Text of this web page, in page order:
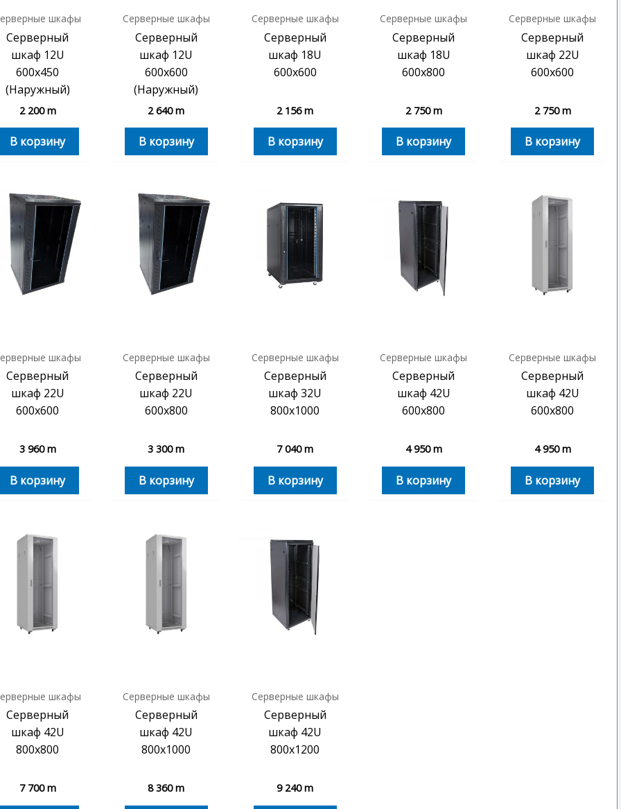
шкафы
Серверный
шкаф 12U
600х450
(Наружный)
2 200m
В корзину
Серверные шкафы
Серверный
шкаф 12U
600х600
(Наружный)
2 640m
В корзину
Серверные шкафы
Серверный
шкаф 18U
600х600
2 156m
В корзину
Серверные шкафы
Серверный
шкаф 18U
600х800
2 750m
В корзину
Серверные шкафы
Серверный
шкаф 22U
600х600
2 750m
В корзину
шкафы
Серверный
шкаф 22U
600х600
3 960m
В корзину
Серверные шкафы
Серверный
шкаф 22U
600х800
3 300m
В корзину
Серверные шкафы
Серверный
шкаф 32U
800х1000
7 040m
В корзину
Серверные шкафы
Серверный
шкаф 42U
600х800
4 950m
В корзину
Серверные шкафы
Серверный
шкаф 42U
600х800
4 950m
В корзину
шкафы
Серверный
шкаф 42U
800х800
7 700m
Серверные шкафы
Серверный
шкаф 42U
800х1000
8 360m
Серверные шкафы
Серверный
шкаф 42U
800х1200
9 240m